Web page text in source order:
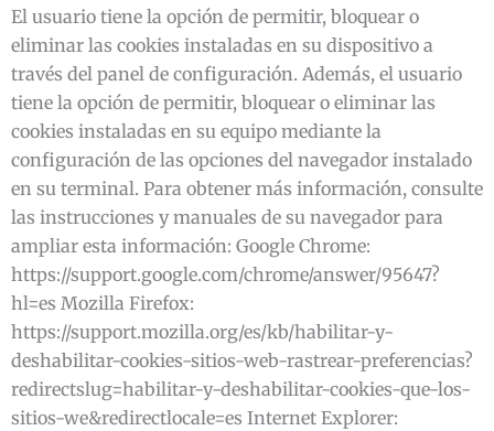
El usuario tiene la opción de permitir, bloquear o
eliminar las cookies instaladas en su dispositivo a
través del panel de configuración. Además, el usuario
tiene la opción de permitir, bloquear o eliminar las
cookies instaladas en su equipo mediante la
configuración de las opciones del navegador instalado
en su terminal. Para obtener más información, consulte
las instrucciones y manuales de su navegador para
ampliar esta información: Google Chrome:
https://support.google.com/chrome/answer/95647?
hl=es Mozilla Firefox:
https://support.mozilla.org/es/kb/habilitar-y-
deshabilitar-cookies-sitios-web-rastrear-preferencias?
redirectslug=habilitar-y-deshabilitar-cookies-que-los-
sitios-we&redirectlocale=es Internet Explorer: